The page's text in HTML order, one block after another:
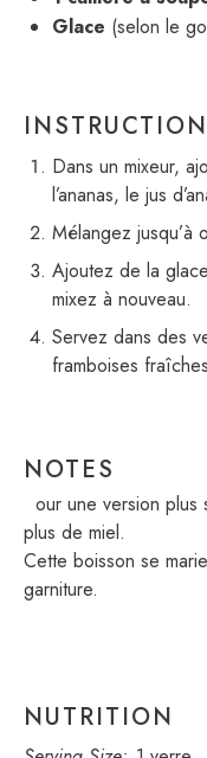
Glace (selon le
Dans un mixeur,
l’ananas, le jus
Mélangez jusqu’à
Ajoutez de la
mixez à nouveau.
Servez dans des
framboises
NOTES
Pour une version
plus de miel.
Cette boisson se
garniture.
NUTRITION